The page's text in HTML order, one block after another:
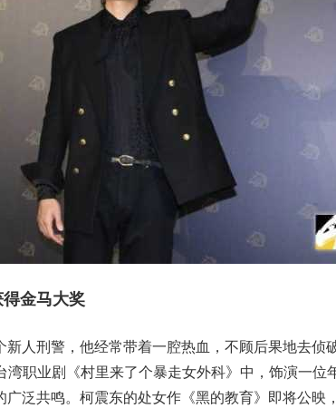
金马大奖
人刑警，他经常带着一腔热血，不顾后果地去侦
职业剧《村里来了个暴走女外科》中，饰演一位
泛共鸣。柯震东的处女作《黑的教育》即将公映